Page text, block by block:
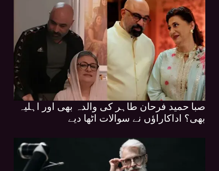
صبا حمید فرحان طاہر کی والدہ بھی اور اہلیہ
بھی؟ اداکاراؤں نے سوالات اٹھا دیے